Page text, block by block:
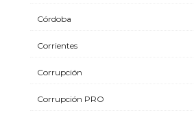
Córdoba
Corrientes
Corrupción
Corrupción PRO